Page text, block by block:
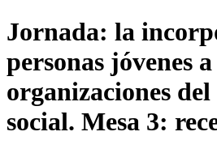
Jornada: la
personas jóvenes
organizaciones
social. Mesa 3: